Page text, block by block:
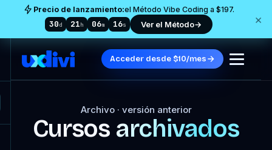
Precio de lanzamiento:el Método Vibe Coding a $197.
30d 21h 06m 15s Ver el Método→ ×
Acceder desde $10/mes
Archivo · versión anterior
Cursos archivados